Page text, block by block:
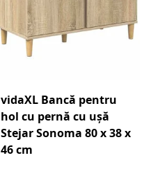
vidaXL Bancă pentru
hol cu pernă cu ușă
Stejar Sonoma 80 x 38 x
46 cm